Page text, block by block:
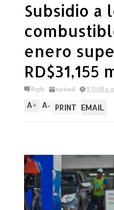
Subsidio a
enero
RD$31,155
Reply nacional 9:33:00 a.
A+ A- PRINT EMAIL